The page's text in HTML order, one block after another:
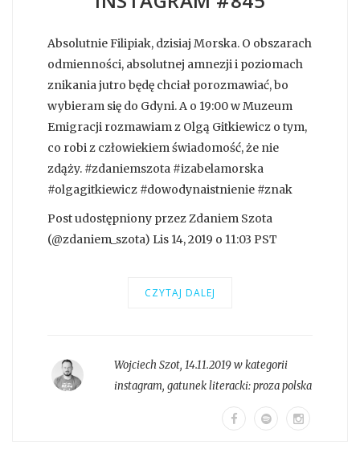
Absolutnie Filipiak, dzisiaj Morska. O obszarach
odmienności, absolutnej amnezji i poziomach
znikania jutro będę chciał porozmawiać, bo
wybieram się do Gdyni. A o 19:00 w Muzeum
Emigracji rozmawiam z Olgą Gitkiewicz o tym,
co robi z człowiekiem świadomość, że nie
zdąży. #zdaniemszota #izabelamorska
#olgagitkiewicz #dowodynaistnienie #znak
Post udostępniony przez Zdaniem Szota
(@zdaniem_szota) Lis 14, 2019 o 11:03 PST
CZYTAJ DALEJ
Wojciech Szot, 14.11.2019 w kategorii
instagram, gatunek literacki:proza polska